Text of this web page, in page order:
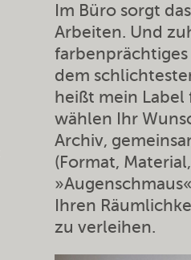
Im Büro sorgt
Arbeiten. Und
dem
heißt mein
wählen Ihr
Archiv,
(Format,
Ihren
zu verleihen.